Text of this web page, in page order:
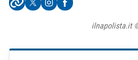
ilnapolista.it